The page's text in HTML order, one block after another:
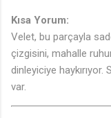
Kısa Yorum:
Velet, bu parçayla
çizgisini, mahalle
dinleyiciye
var.